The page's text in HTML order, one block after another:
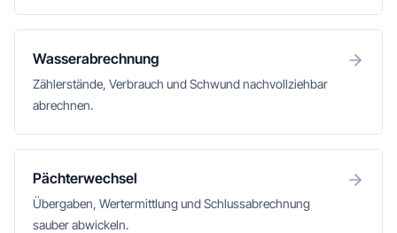
Wasserabrechnung
Zählerstände, Verbrauch und Schwund nachvollziehbar
abrechnen.
Pächterwechsel
Übergaben, Wertermittlung und Schlussabrechnung
sauber abwickeln.